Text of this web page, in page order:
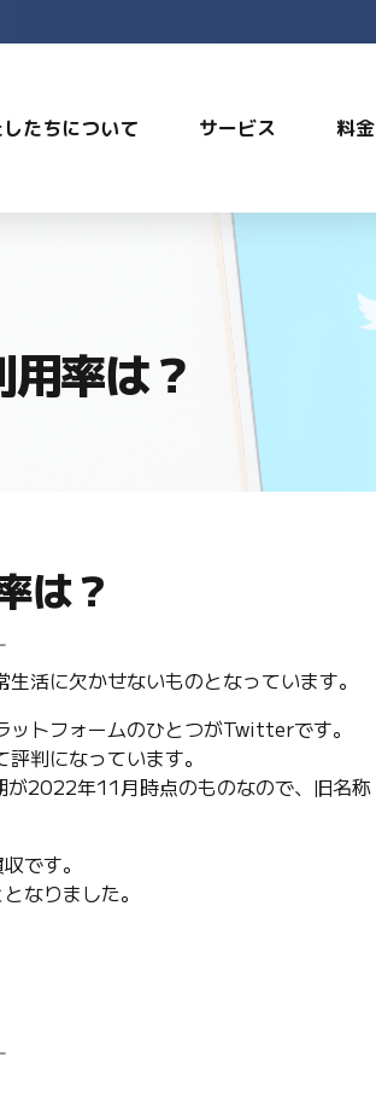
たちについて サービス 料金
率は？
は？
活に欠かせないものとなっています。
トフォームのひとつがTwitterです。
判になっています。
2022年11月時点のものなので、旧名称
です。
なりました。